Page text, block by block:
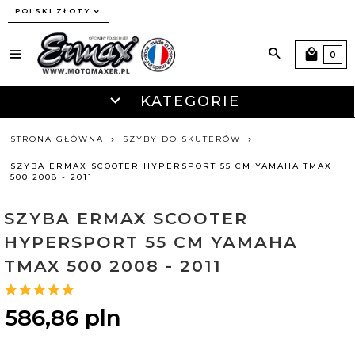
currency_h
POLSKI ZŁOTY
KATEGORIE
0
STRONA GŁÓWNA SZYBY DO SKUTERÓW
SZYBA ERMAX SCOOTER HYPERSPORT 55 CM YAMAHA TMAX
500 2008 - 2011
SZYBA ERMAX SCOOTER
HYPERSPORT 55 CM YAMAHA
TMAX 500 2008 - 2011
586,86 pln